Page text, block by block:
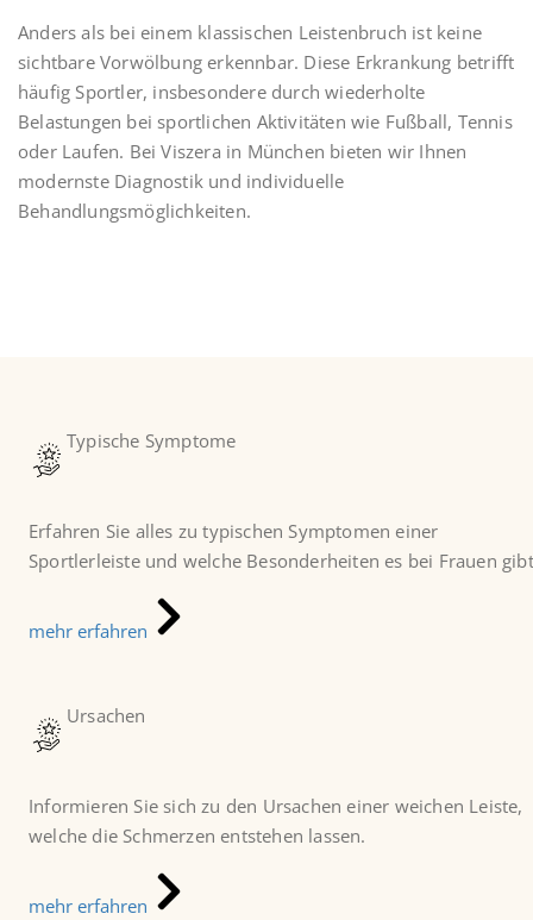
Anders als bei einem klassischen Leistenbruch ist keine
sichtbare Vorwölbung erkennbar. Diese Erkrankung betrifft
häufig Sportler, insbesondere durch wiederholte
Belastungen bei sportlichen Aktivitäten wie Fußball, Tennis
oder Laufen. Bei Viszera in München bieten wir Ihnen
modernste Diagnostik und individuelle
Behandlungsmöglichkeiten.
Typische Symptome
Erfahren Sie alles zu typischen Symptomen einer
Sportlerleiste und welche Besonderheiten es bei Frauen
mehr erfahren
Ursachen
Informieren Sie sich zu den Ursachen einer weichen Leiste,
welche die Schmerzen entstehen lassen.
mehr erfahren